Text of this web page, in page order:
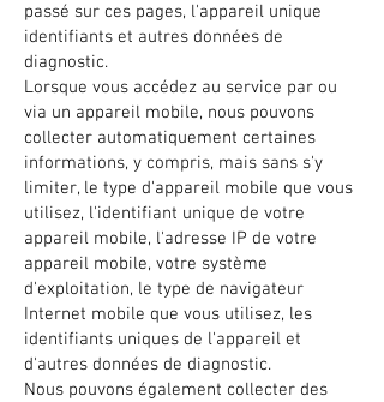
passé sur ces pages, l'appareil unique
identifiants et autres données de
diagnostic.
Lorsque vous accédez au service par ou
via un appareil mobile, nous pouvons
collecter automatiquement certaines
informations, y compris, mais sans s'y
limiter, le type d'appareil mobile que vous
utilisez, l'identifiant unique de votre
appareil mobile, l'adresse IP de votre
appareil mobile, votre système
d'exploitation, le type de navigateur
Internet mobile que vous utilisez, les
identifiants uniques de l'appareil et
d'autres données de diagnostic.
Nous pouvons également collecter des